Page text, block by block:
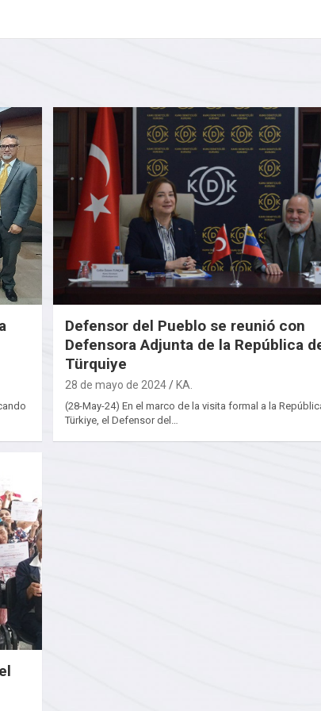
Defensor del Pueblo se reunió con
Defensora Adjunta de la República
Türquiye
28 de mayo de 2024 KA.
(28-May-24) En el marco de la visita formal a la
Türkiye, el Defensor del…